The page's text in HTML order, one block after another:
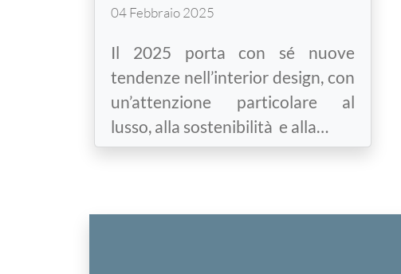
04 Febbraio 2025
Il 2025 porta con sé nuove
tendenze nell’interior design, con
un’attenzione particolare al
lusso, alla sostenibilità e alla…